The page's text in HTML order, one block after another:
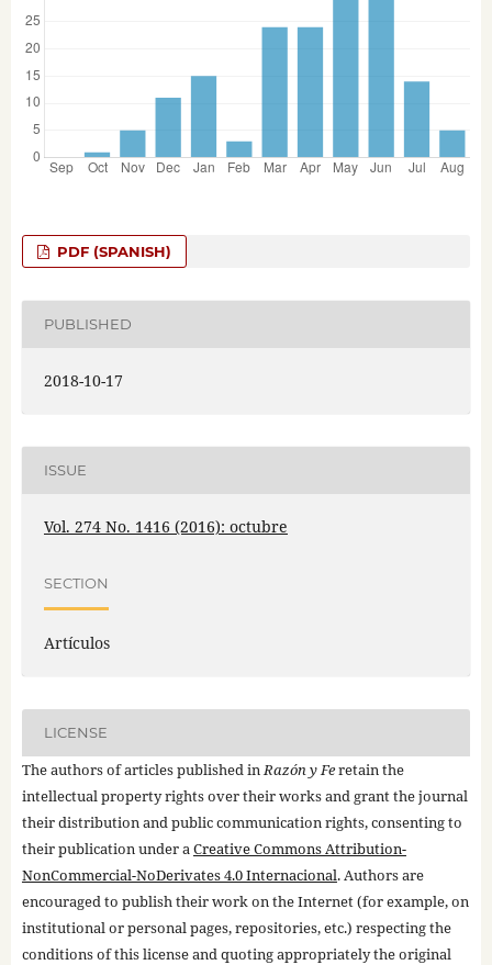
PDF (SPANISH)
PUBLISHED
2018-10-17
ISSUE
Vol. 274 No. 1416 (2016): octubre
SECTION
Artículos
LICENSE
The authors of articles published inRazón y Feretain the
intellectual property rights over their works and grant the journal
their distribution and public communication rights, consenting to
their publication under aCreative Commons Attribution-
NonCommercial-NoDerivates 4.0 Internacional. Authors are
encouraged to publish their work on the Internet (for example, on
institutional or personal pages, repositories, etc.) respecting the
conditions of this license and quoting appropriately the original